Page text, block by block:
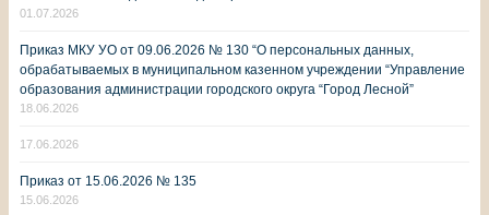
01.07.2026
Приказ МКУ УО от 09.06.2026 № 130 “О персональных данных,
обрабатываемых в муниципальном казенном учреждении “Управление
образования администрации городского округа “Город Лесной”
18.06.2026
17.06.2026
Приказ от 15.06.2026 № 135
15.06.2026